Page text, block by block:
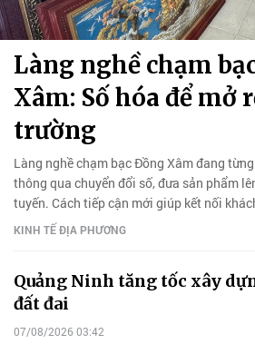
Làng nghề chạm
Xâm: Số hóa để mở
trường
Làng nghề chạm bạc Đồng Xâm đang
thông qua chuyển đổi số, đưa sản phẩm
tuyến. Cách tiếp cận mới giúp kết nối
trường và gia tăng giá trị cho nghề truyền
KINH TẾ ĐỊA PHƯƠNG
Quảng Ninh tăng tốc xây
đất đai
07/08/2026 03:42